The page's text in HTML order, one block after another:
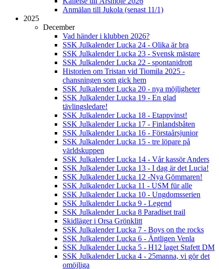
Anmälan till Jukola (senast 11/1)
2025
December
Vad händer i klubben 2026?
SSK Julkalender Lucka 24 - Olika är bra
SSK Julkalender Lucka 23 - Svensk mästare
SSK Julkalender Lucka 22 - spontanidrott
Historien om Tristan vid Tiomila 2025 -
chansningen som gick hem
SSK Julkalender Lucka 20 - nya möjligheter
SSK Julkalender Lucka 19 - En glad
tävlingsledare!
SSK Julkalender Lucka 18 - Etappvinst!
SSK Julkalender Lucka 17 - Finlandsbåten
SSK Julkalender Lucka 16 - Förstaårsjunior
SSK Julkalender Lucka 15 - tre löpare på
världskuppen
SSK Julkalender Lucka 14 - Vår kassör Anders
SSK Julkalender Lucka 13 - I dag är det Lucia!
SSK Julkalender Lucka 12 -Nya Gömmaren!
SSK Julkalender Lucka 11 - USM für alle
SSK Julkalender Lucka 10 - Ungdomsserien
SSK Julkalender Lucka 9 - Legend
SSK Julkalender Lucka 8 Paradiset trail
Skidläger i Orsa Grönklitt
SSK Julkalender Lucka 7 - Boys on the rocks
SSK Julkalender Lucka 6 - Äntligen Venla
SSK Julkalender Lucka 5 - H12 laget Stafett DM
SSK Julkalender Lucka 4 - 25manna, vi gör det
omöjliga